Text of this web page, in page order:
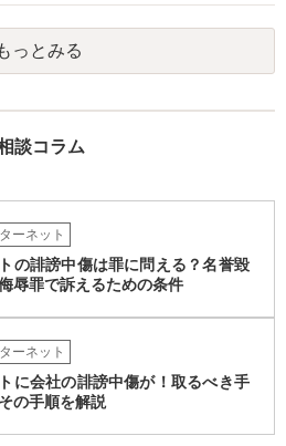
たします。
っとみる
談コラム
ーネット
の誹謗中傷は罪に問える？名誉毀
辱罪で訴えるための条件
ーネット
に会社の誹謗中傷が！取るべき手
の手順を解説